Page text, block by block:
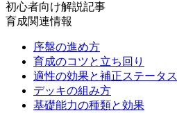
初心者向け解説記事
育成関連情報
序盤の進め方
育成のコツと立ち回り
適性の効果と補正ステータス
デッキの組み方
基礎能力の種類と効果